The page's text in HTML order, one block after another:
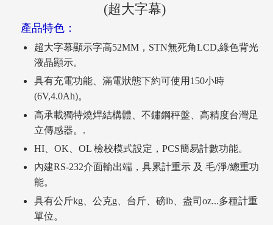
(超大字幕)
產品特色：
超大字幕顯示字高52MM，STN無死角LCD,綠色背光
液晶顯示。
具有充電功能、滿電狀態下約可使用150小時
(6V,4.0Ah)。
高承載獨特燒焊結構體、不鏽鋼秤盤、高精度台灣足
立傳感器。.
HI、OK、OL 檢校模式設定，PCS簡易計數功能。
內建RS-232介面輸出端，具累計重示 及 毛/淨/總重功
能。
具有公斤kg、公克g、台斤、磅lb、盎司oz...多種計重
單位。